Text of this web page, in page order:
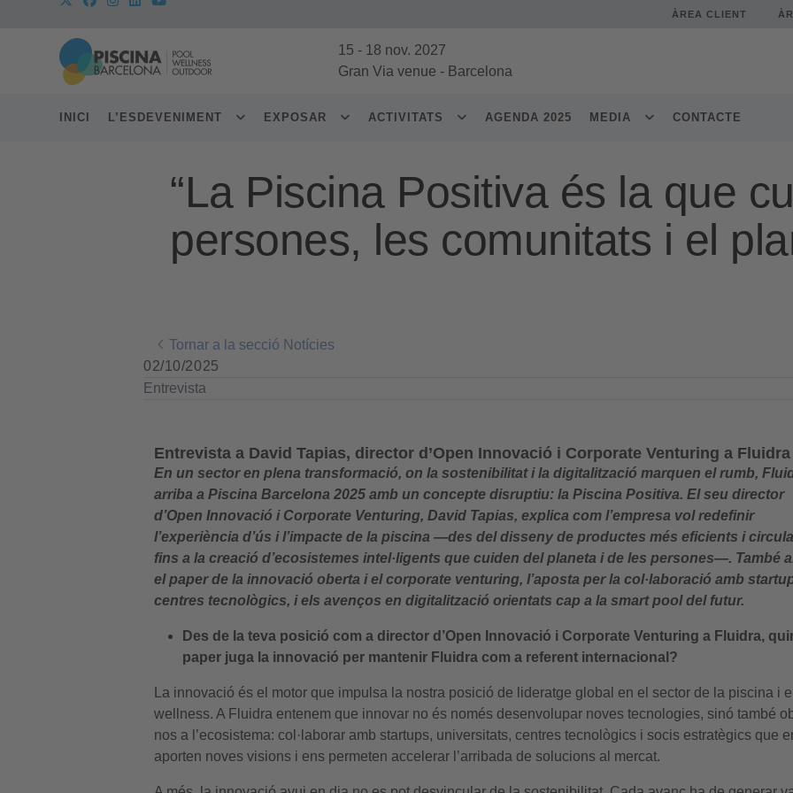
ÀREA CLIENT
15 - 18 nov. 2027
Gran Via venue - Barcelona
INICI L’ESDEVENIMENT EXPOSAR ACTIVITATS AGENDA 2025 MEDIA CONTACTE
“La Piscina Positiva és la que
persones, les comunitats i el
Tornar a la secció Notícies
02/10/2025
Entrevista
Entrevista a David Tapias, director d’Open Innovació i Corporate Venturing a Fluidra
En un sector en plena transformació, on la sostenibilitat i la digitalització marquen el rumb,
arriba a Piscina Barcelona 2025 amb un concepte disruptiu: la Piscina Positiva. El seu director
d’Open Innovació i Corporate Venturing, David Tapias, explica com l’empresa vol redefinir
l’experiència d’ús i l’impacte de la piscina —des del disseny de productes més eficients i
fins a la creació d’ecosistemes intel·ligents que cuiden del planeta i de les persones—. També
el paper de la innovació oberta i el corporate venturing, l’aposta per la col·laboració amb
centres tecnològics, i els avenços en digitalització orientats cap a la smart pool del futur.
Des de la teva posició com a director d’Open Innovació i Corporate Venturing a Fluidra,
paper juga la innovació per mantenir Fluidra com a referent internacional?
La innovació és el motor que impulsa la nostra posició de lideratge global en el sector de la piscina i el
wellness. A Fluidra entenem que innovar no és només desenvolupar noves tecnologies, sinó també
nos a l’ecosistema: col·laborar amb startups, universitats, centres tecnològics i socis estratègics que
aporten noves visions i ens permeten accelerar l’arribada de solucions al mercat.